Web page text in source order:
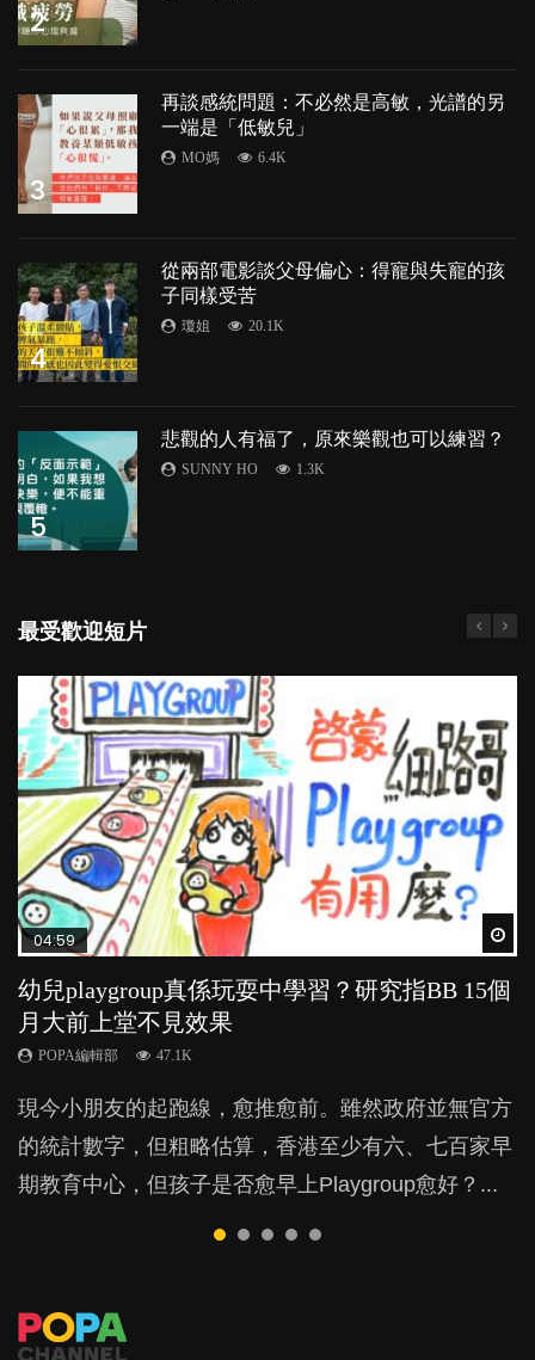
2
3
再談感統問題：不必然是高敏，光譜的另
一端是「低敏兒」
MO媽 6.4K
4
從兩部電影談父母偏心：得寵與失寵的孩
子同樣受苦
瓊姐 20.1K
5
悲觀的人有福了，原來樂觀也可以練習？
SUNNY HO 1.3K
最受歡迎短片
04:59
幼兒playgroup真係玩耍中學習？研究指BB 15個
月大前上堂不見效果
POPA編輯部 47.1K
現今小朋友的起跑線，愈推愈前。雖然政府並無官方
的統計數字，但粗略估算，香港至少有六、七百家早
期教育中心，但孩子是否愈早上Playgroup愈好？...
03:39
幼稚園遊戲課 如何刺激幼兒自發學習取代獎勵
與懲罰？
POPA編輯部 33.1K
由美國學者所創的 tools of the mind 課程，學生以遊
戲方式學習，學術能力和自制能力亦明顯比其他小朋
友優勝，到底這課程有何特別之處？...
03:02
老公患產後憂鬱症對BB的影響
POPA編輯部 15.9K
鬱，影響日常生活，嚴重的甚至會有自殺，或傷害小
朋友的念頭。但為何爸爸患上產後抑鬱往往難以察
覺？...
04:06
全職好？在職好？｜全職媽媽與在職媽媽的壓
力與價值
POPA編輯部 25.8K
許多媽媽心底可能都有一刻掙扎過：究竟全職好，還
是在職好。雖說每個家庭都有自己的獨特狀況和考慮
因素，但原來全職和在職媽媽所養育的子女其實都各
03:41
BB口腔期乜都放入口，父母該制止還是放手？
POPA編輯部 25.5K
成吮手指的習慣，大個就很難戒，但原來一刀切阻止
他們放東西入口，隨時會影響孩子的身心發展？...